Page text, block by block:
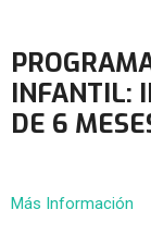
INFANTIL:
DE 6
Más Información